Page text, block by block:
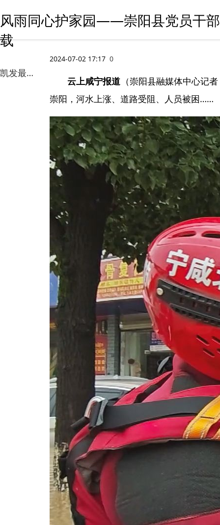
风雨同心护家园——崇阳县党员干
载
凯发最新官方app下载
2024-07-02 17:17 0
云上咸宁报道 （崇阳县融媒体中心记
崇阳，河水上涨、道路受阻、人员被困……